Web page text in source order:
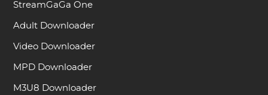
StreamGaGa One
Adult Downloader
Video Downloader
MPD Downloader
M3U8 Downloader